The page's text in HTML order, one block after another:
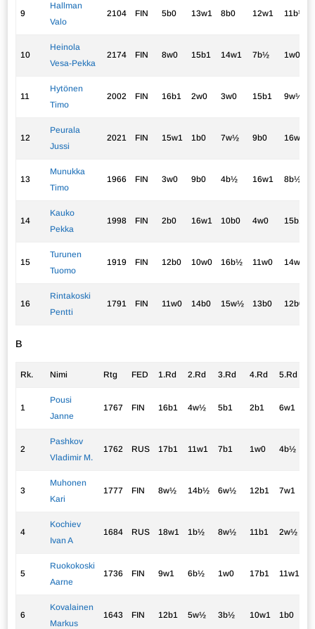
9
Hallman
Valo
2104 FIN 5b0 13w1 8b0 12w1 11b½
10
Heinola
Vesa-Pekka
2174 FIN 8w0 15b1 14w1 7b½ 1w0
11
Hytönen
Timo
2002 FIN 16b1 2w0 3w0 15b1 9w½
12
Peurala
Jussi
2021 FIN 15w1 1b0 7w½ 9b0 16w1
13
Munukka
Timo
1966 FIN 3w0 9b0 4b½ 16w1 8b½
14
Kauko
Pekka
1998 FIN 2b0 16w1 10b0 4w0 15b1
15
Turunen
Tuomo
1919 FIN 12b0 10w0 16b½ 11w0 14w0
16
Rintakoski
Pentti
1791 FIN 11w0 14b0 15w½ 13b0 12b0
B
Rk. Nimi Rtg FED 1.Rd 2.Rd 3.Rd 4.Rd 5.Rd
1
Pousi
Janne
1767 FIN 16b1 4w½ 5b1 2b1 6w1
2
Pashkov
Vladimir M.
1762 RUS 17b1 11w1 7b1 1w0 4b½
3
Muhonen
Kari
1777 FIN 8w½ 14b½ 6w½ 12b1 7w1
4
Kochiev
Ivan A
1684 RUS 18w1 1b½ 8w½ 11b1 2w½
5
Ruokokoski
Aarne
1736 FIN 9w1 6b½ 1w0 17b1 11w1
6
Kovalainen
Markus
1643 FIN 12b1 5w½ 3b½ 10w1 1b0